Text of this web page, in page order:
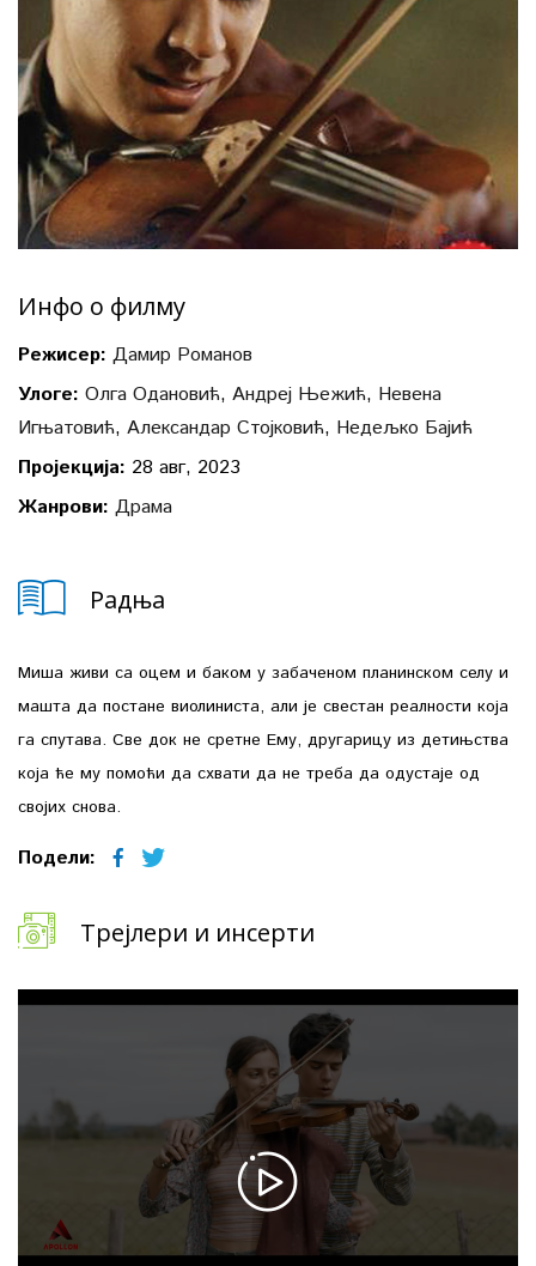
Инфо о филму
Режисер: Дамир Романов
Улоге: Олга Одановић, Андреј Њежић, Невена
Игњатовић, Александар Стојковић, Недељко Бајић
Пројекција: 28 авг, 2023
Жанрови: Драма
Радња
Миша живи са оцем и баком у забаченом планинском селу и
машта да постане виолиниста, али је свестан реалности која
га спутава. Све док не сретне Ему, другарицу из детињства
која ће му помоћи да схвати да не треба да одустаје од
својих снова.
Подели:
Трејлери и инсерти